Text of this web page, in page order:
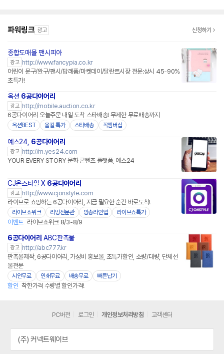
파워링크 광고 신청하기
종합도매몰 팬시피아
광고 http://www.fancypia.co.kr
어린이 문구/완구/팬시/답례품/마켓데이/달란트시장 전문:상시 45-90%
초특가!
옥션 6공다이어리
광고 http://mobile.auction.co.kr
6공다이어리 오늘주문 내일 도착 스타배송! 무제한 무료배송까지
옥션BEST 올킬 특가 스타배송 꼭멤버십
예스24, 6공다이어리
광고 http://m.yes24.com
YOUR EVERY STORY 문화 콘텐츠 플랫폼, 예스24
CJ온스타일 X 6공다이어리
광고 http://www.cjonstyle.com
라이브로 쇼핑하는 6공다이어리, 지금 필요한 순간 바로도착!
라이브쇼위크 리빙전문관 방송라인업 라이브쇼특가
이벤트 라이브쇼위크 8/3-8/9
6공다이어리 ABC판촉물
광고 http://abc777.kr
판촉물제작, 6공다이어리, 가성비 홍보물, 초특가할인, 소량/대량, 단체선
물전문
시안무료 인쇄무료 배송무료 빠른납기
할인 착한가격 수량별 할인가격!
PC버전 로그인 개인정보처리방침 고객센터
(주) 커넥트웨이브